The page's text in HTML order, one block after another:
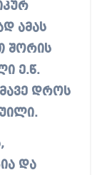
ამას
შორის
ე.წ.
დროს
და